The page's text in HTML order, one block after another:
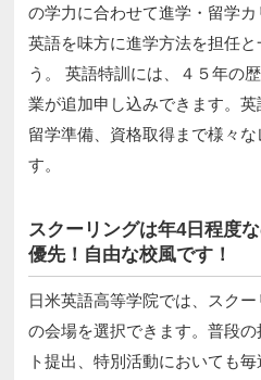
の学力に合わせて進学・留学カ
英語を味方に進学方法を担任
う。 英語特訓には、４５年の
業が追加申し込みできます。
留学準備、資格取得まで様々
す。
スクーリングは年4日程度
優先！自由な校風です！
日米英語高等学院では、スク
の会場を選択できます。普段
ト提出、特別活動においても